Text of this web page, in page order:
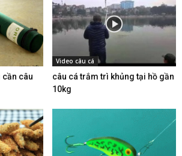
câu
Video câu cá
câu cá trắm trì khủng tại hồ gần
10kg